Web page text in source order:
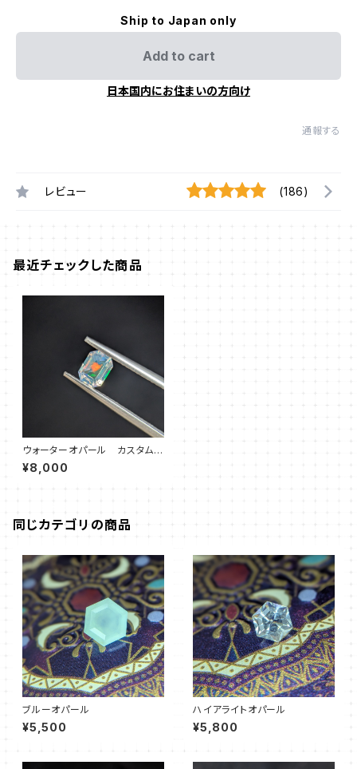
Ship to Japan only
Add to cart
日本国内にお住まいの方向け
通報する
レビュー (186)
最近チェックした商品
ウォーターオパール カスタムカ
ット
¥8,000
同じカテゴリの商品
ブルーオパール
¥5,500
ハイアライトオパール
¥5,800